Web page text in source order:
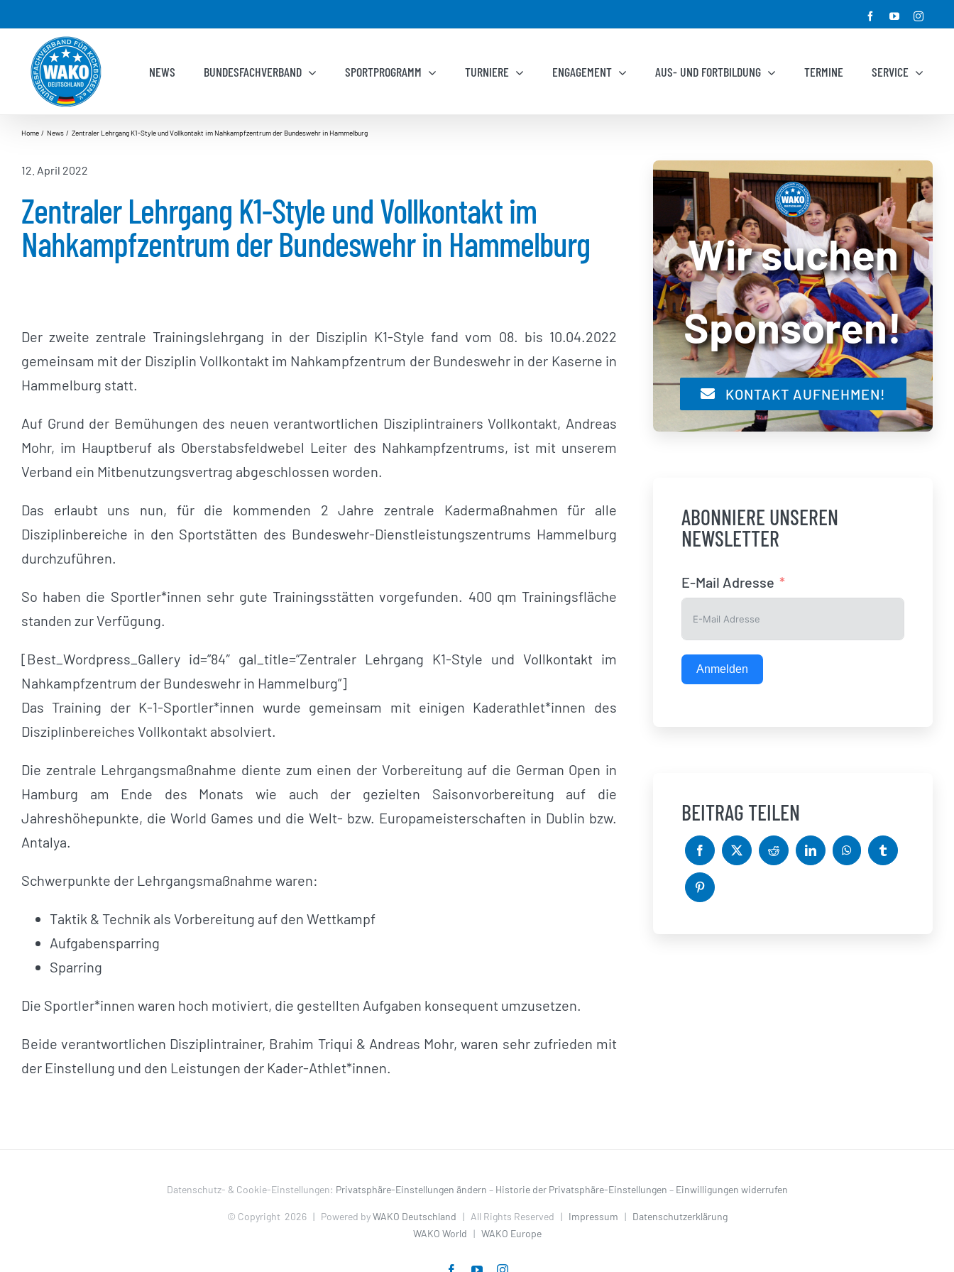
springen
FacebookYouTube
NEWS BUNDESFACHVERBAND SPORTPROGRAMM TURNIERE ENGAGEMENT AUS- UND FORTBILDUNG TERMINE SERVICE
Home News Zentraler Lehrgang K1-Style und Vollkontakt im Nahkampfzentrum der Bundeswehr in Hammelburg
12. April 2022
Zentraler Lehrgang K1-Style und Vollkontakt im
Nahkampfzentrum der Bundeswehr in Hammelburg
Der zweite zentrale Trainingslehrgang in der Disziplin K1-Style fand vom 08. bis 10.04.2022
gemeinsam mit der Disziplin Vollkontakt im Nahkampfzentrum der Bundeswehr in der Kaserne in
Hammelburg statt.
Auf Grund der Bemühungen des neuen verantwortlichen Disziplintrainers Vollkontakt, Andreas
Mohr, im Hauptberuf als Oberstabsfeldwebel Leiter des Nahkampfzentrums, ist mit unserem
Verband ein Mitbenutzungsvertrag abgeschlossen worden.
Das erlaubt uns nun, für die kommenden 2 Jahre zentrale Kadermaßnahmen für alle
Disziplinbereiche in den Sportstätten des Bundeswehr-Dienstleistungszentrums Hammelburg
durchzuführen.
So haben die Sportler*innen sehr gute Trainingsstätten vorgefunden. 400 qm Trainingsfläche
standen zur Verfügung.
[Best_Wordpress_Gallery id=”84″ gal_title=”Zentraler Lehrgang K1-Style und Vollkontakt im
Nahkampfzentrum der Bundeswehr in Hammelburg”]
Das Training der K-1-Sportler*innen wurde gemeinsam mit einigen Kaderathlet*innen des
Disziplinbereiches Vollkontakt absolviert.
Die zentrale Lehrgangsmaßnahme diente zum einen der Vorbereitung auf die German Open in
Hamburg am Ende des Monats wie auch der gezielten Saisonvorbereitung auf die
Jahreshöhepunkte, die World Games und die Welt- bzw. Europameisterschaften in Dublin bzw.
Antalya.
Schwerpunkte der Lehrgangsmaßnahme waren:
Taktik & Technik als Vorbereitung auf den Wettkampf
Aufgabensparring
Sparring
Die Sportler*innen waren hoch motiviert, die gestellten Aufgaben konsequent umzusetzen.
Beide verantwortlichen Disziplintrainer, Brahim Triqui & Andreas Mohr, waren sehr zufrieden mit
der Einstellung und den Leistungen der Kader-Athlet*innen.
Wir suchen
Sponsoren!
KONTAKT AUFNEHMEN!
ABONNIERE UNSEREN
NEWSLETTER
E-Mail Adresse
Anmelden
BEITRAG TEILEN
Datenschutz- & Cookie-Einstellungen: Privatsphäre-Einstellungen ändern – Historie der Privatsphäre-Einstellungen – Einwilligungen widerrufen
© Copyright 2026 | Powered byWAKO Deutschland | All Rights Reserved | Impressum | Datenschutzerklärung
WAKO World | WAKO Europe
FacebookYouTubeInstagram